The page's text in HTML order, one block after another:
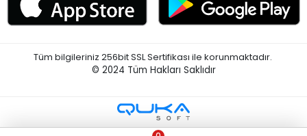
Tüm bilgileriniz 256bit SSL Sertifikası ile korunmaktadır.
© 2024 Tüm Hakları Saklıdır